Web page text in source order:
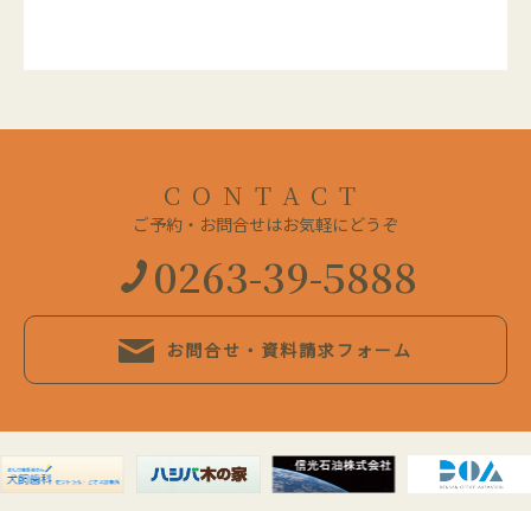
CONTACT
ご予約・お問合せはお気軽にどうぞ
0263-39-5888
お問合せ・資料請求フォーム